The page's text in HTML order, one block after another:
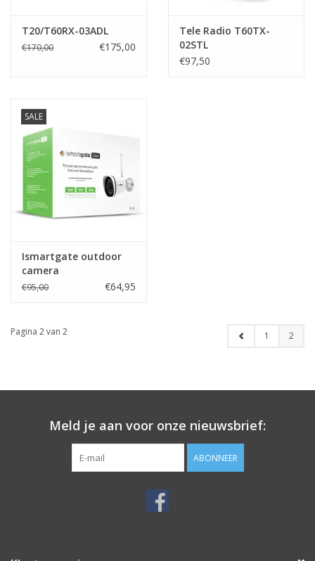
T20/T60RX-03ADL
€170,00 €175,00
Tele Radio T60TX-
02STL
€97,50
SALE
Ismartgate outdoor
camera
€95,00 €64,95
Pagina 2 van 2 1 2
Meld je aan voor onze nieuwsbrief:
ABONNEER